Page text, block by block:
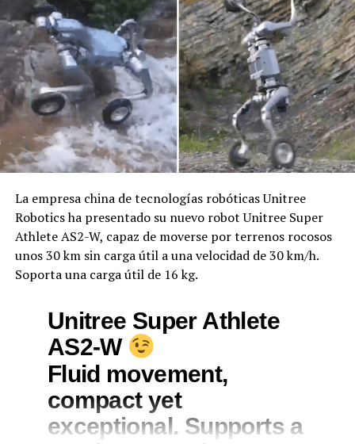
La empresa china de tecnologías robóticas Unitree
Robotics ha presentado su nuevo robot Unitree Super
Athlete AS2-W, capaz de moverse por terrenos rocosos
unos 30 km sin carga útil a una velocidad de 30 km/h.
Soporta una carga útil de 16 kg.
Unitree Super Athlete
AS2-W
Fluid movement,
compact yet
exceptional. Supports a